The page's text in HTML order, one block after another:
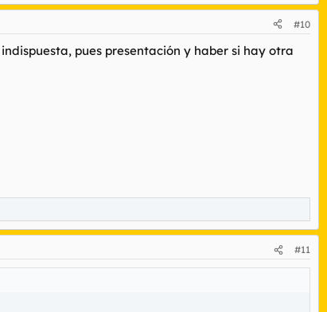
#10
pues presentación y haber si hay otra
#11